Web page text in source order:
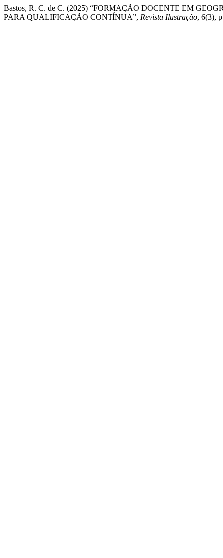
Bastos, R. C. de C. (2025) “FORMAÇÃO DOCENTE EM
PARA QUALIFICAÇÃO CONTÍNUA”, Revista Ilustração, 6(3),